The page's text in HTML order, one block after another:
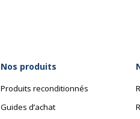
Nos produits
Produits reconditionnés
Guides d’achat